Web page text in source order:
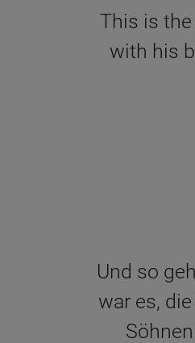
This is
with his
Und so
war es,